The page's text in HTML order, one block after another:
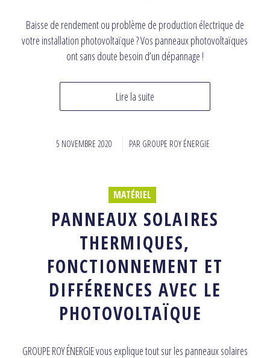
Baisse de rendement ou problème de production électrique de
votre installation photovoltaïque ? Vos panneaux photovoltaïques
ont sans doute besoin d’un dépannage !
Lire la suite
5 NOVEMBRE 2020
/ PAR GROUPE ROY ÉNERGIE
MATÉRIEL
PANNEAUX SOLAIRES
THERMIQUES,
FONCTIONNEMENT ET
DIFFÉRENCES AVEC LE
PHOTOVOLTAÏQUE
GROUPE ROY ÉNERGIE vous explique tout sur les panneaux solaires